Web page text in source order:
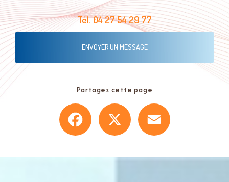
Tél.04 27 54 29 77
ENVOYER UN MESSAGE
Partagez cette page
Facebook